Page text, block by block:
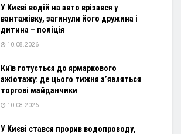
У Києві водій на авто врізався у
вантажівку, загинули його дружина і
дитина – поліція
10.08.2026
Київ готується до ярмаркового
ажіотажу: де цього тижня з’являться
торгові майданчики
10.08.2026
У Києві стався прорив водопроводу,